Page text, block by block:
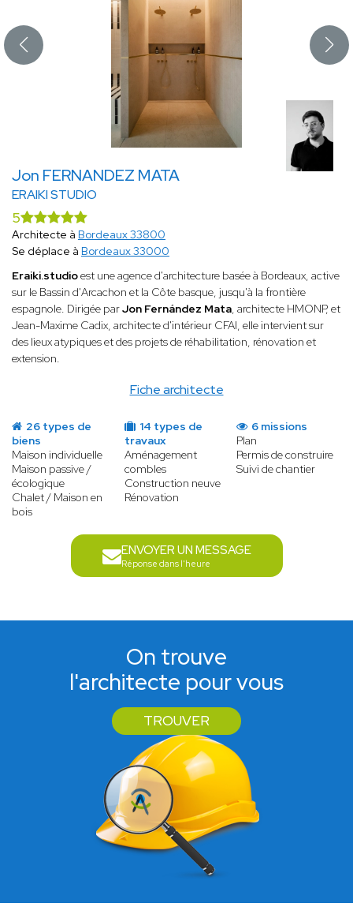
Jon FERNANDEZ MATA
ERAIKI STUDIO
Fiche architecte
5
Architecte à Bordeaux 33800
Se déplace à Bordeaux 33000
Eraiki.studioest une agence d'architecture basée à Bordeaux, active
sur le Bassin d'Arcachon et la Côte basque, jusqu'à la frontière
espagnole. Dirigée parJon Fernández Mata, architecte HMONP, et
Jean-Maxime Cadix, architecte d'intérieur CFAI, elle intervient sur
des lieux atypiques et des projets de réhabilitation, rénovation et
extension.
26 types de
biens
Maison individuelle
Maison passive /
écologique
Chalet / Maison en
bois
14 types de
travaux
Aménagement
combles
Construction neuve
Rénovation
6 missions
Plan
Permis de construire
Suivi de chantier
ENVOYER UN MESSAGE
Réponse dans l'heure
On trouve
l'architecte pour vous
TROUVER